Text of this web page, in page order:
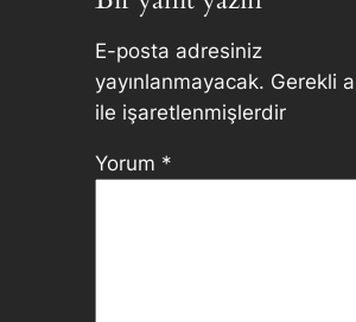
E-posta adresiniz
yayınlanmayacak. Gerekli
ile işaretlenmişlerdir
Yorum *